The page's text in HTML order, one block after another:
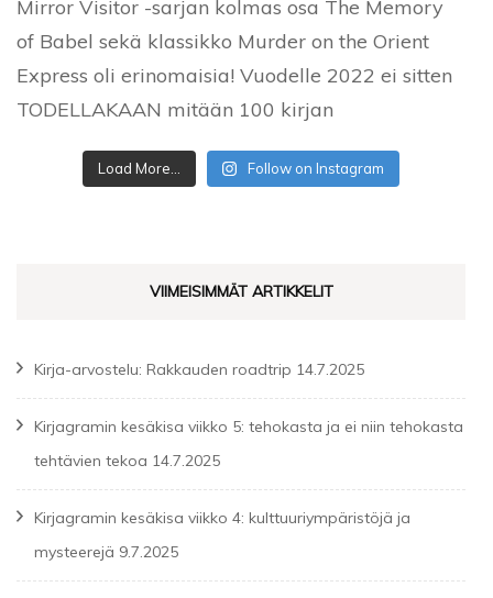
Load More... Follow on Instagram
VIIMEISIMMÄT ARTIKKELIT
Kirja-arvostelu: Rakkauden roadtrip 14.7.2025
Kirjagramin kesäkisa viikko 5: tehokasta ja ei niin tehokasta
tehtävien tekoa 14.7.2025
Kirjagramin kesäkisa viikko 4: kulttuuriympäristöjä ja
mysteerejä 9.7.2025